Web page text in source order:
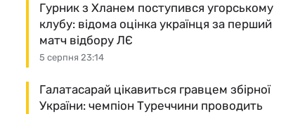
5 серпня 23:14
Гурник з Хланем поступився угорському
клубу: відома оцінка українця за перший
матч відбору ЛЄ
Галатасарай цікавиться гравцем збірної
України: чемпіон Туреччини проводить